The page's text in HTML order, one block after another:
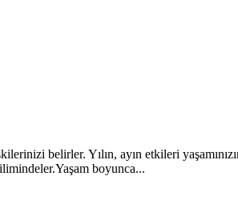
belirler. Yılın, ayın etkileri
boyunca...